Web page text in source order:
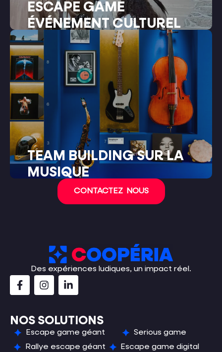
ESCAPE GAME
ÉVÉNEMENT CULTUREL
TEAM BUILDING SUR LA
MUSIQUE
CONTACTEZ NOUS
Des expériences ludiques, un impact réel.
NOS SOLUTIONS
Escape game géant
Rallye escape géant
Serious game
Escape game digital